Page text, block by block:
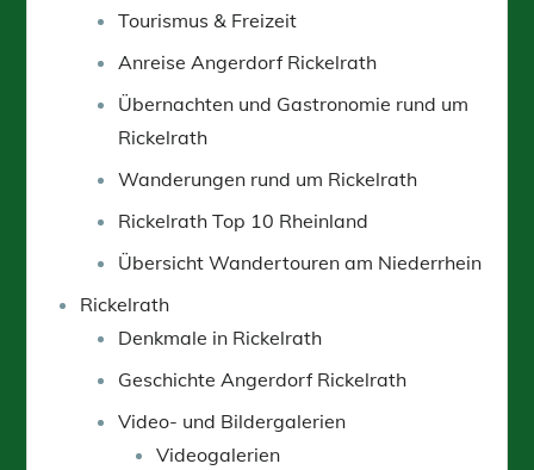
Tourismus & Freizeit
Anreise Angerdorf Rickelrath
Übernachten und Gastronomie rund um
Rickelrath
Wanderungen rund um Rickelrath
Rickelrath Top 10 Rheinland
Übersicht Wandertouren am Niederrhein
Rickelrath
Denkmale in Rickelrath
Geschichte Angerdorf Rickelrath
Video- und Bildergalerien
Videogalerien